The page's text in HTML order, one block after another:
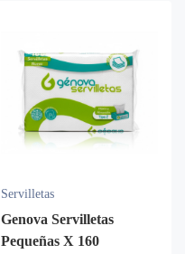
Servilletas
Genova Servilletas
Pequeñas X 160